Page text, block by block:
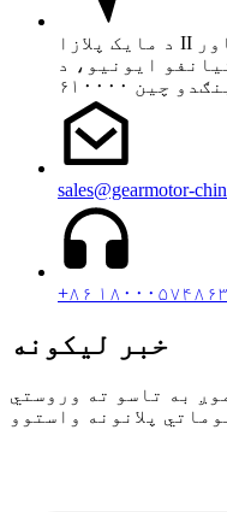
د مایک پلازا II د ۹۰۸ جونیر فینټاسیا ټاور B
برخه تیانفو ایونیو، د
sales@gearmotor-
+۸۶ ۱۸۰۰۰۵۷۴۸۶۳
خبر لیکونه
به تاسو ته وروستي